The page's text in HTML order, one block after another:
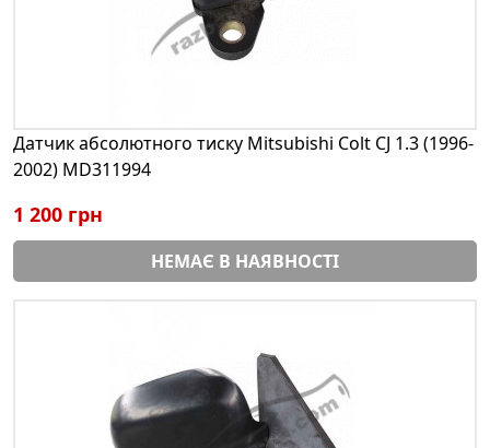
Датчик абсолютного тиску Mitsubishi Colt CJ 1.3 (1996-
2002) MD311994
1 200 грн
НЕМАЄ В НАЯВНОСТІ